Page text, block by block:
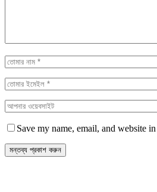
Save my name, email, and website